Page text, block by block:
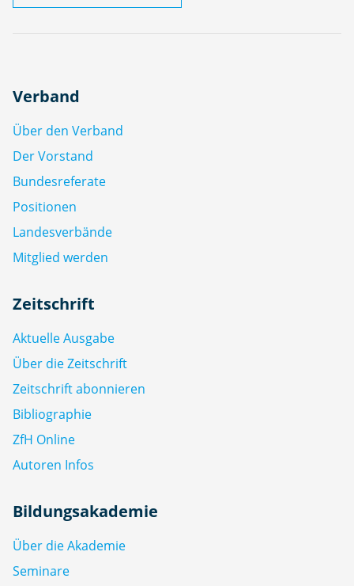
Verband
Über den Verband
Der Vorstand
Bundesreferate
Positionen
Landesverbände
Mitglied werden
Zeitschrift
Aktuelle Ausgabe
Über die Zeitschrift
Zeitschrift abonnieren
Bibliographie
ZfH Online
Autoren Infos
Bildungsakademie
Über die Akademie
Seminare